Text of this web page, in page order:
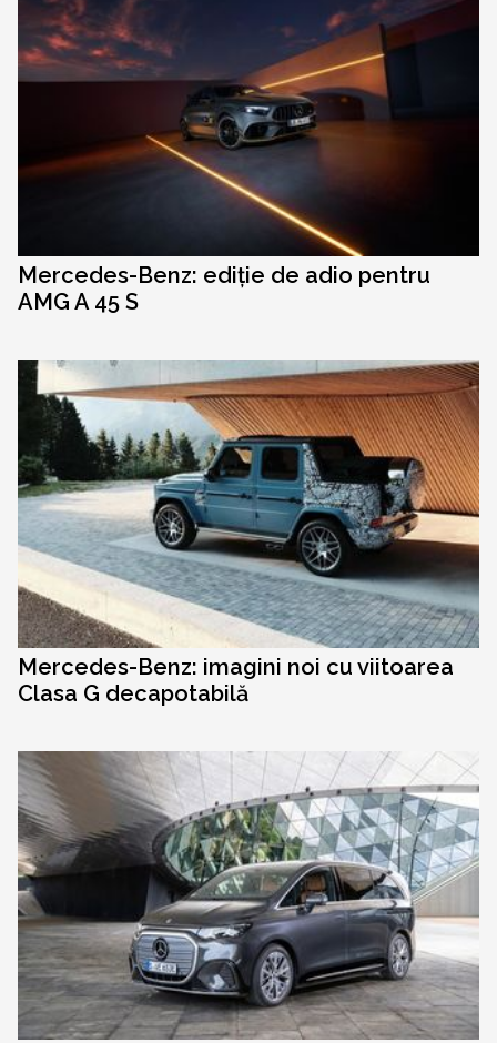
Mercedes-Benz: ediție de adio pentru
AMG A 45 S
Mercedes-Benz: imagini noi cu viitoarea
Clasa G decapotabilă